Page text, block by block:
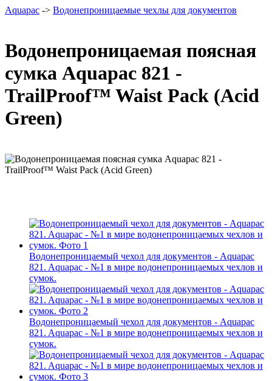
Aquapac -> Водонепроницаемые чехлы для документов
Водонепроницаемая поясная
сумка Aquapac 821 -
TrailProof™ Waist Pack (Acid
Green)
Водонепроницаемый чехол для документов - Aquapac
821. Aquapac - №1 в мире водонепроницаемых чехлов и
сумок.
Водонепроницаемый чехол для документов - Aquapac
821. Aquapac - №1 в мире водонепроницаемых чехлов и
сумок.